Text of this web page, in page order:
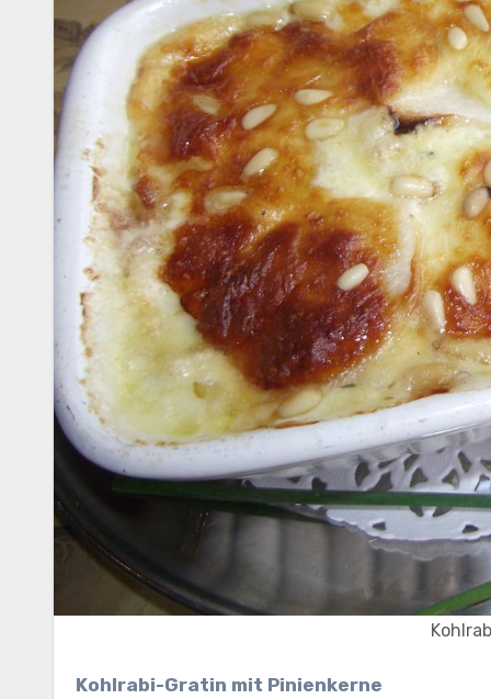
Kohlrabi-Gratin mit Pinienkerne